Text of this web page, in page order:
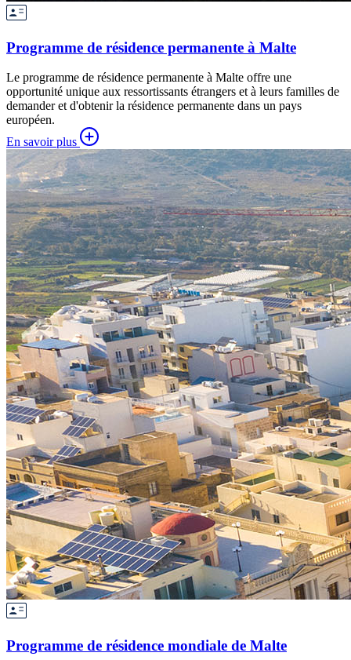
Programme de résidence permanente à Malte
Le programme de résidence permanente à Malte offre une
opportunité unique aux ressortissants étrangers et à leurs familles de
demander et d'obtenir la résidence permanente dans un pays
européen.
En savoir plus
Programme de résidence mondiale de Malte